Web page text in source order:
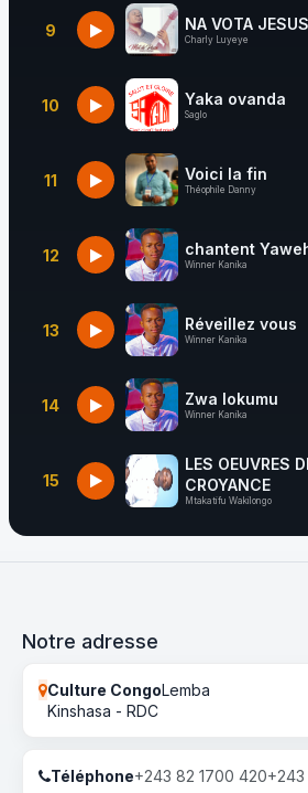
9 NA VOTA JESUS
Charly Luyeye
10 Yaka ovanda
Saglo
11 Voici la fin
Théophile Danny
12 chantent
Winner Kanika
13 Réveillez vous
Winner Kanika
14 Zwa lokumu
Winner Kanika
15
LES OEUVRES
CROYANCE
Mtakatifu Wakilongo
Notre adresse
Culture CongoLemba
Kinshasa - RDC
Téléphone+243 82 1700 420